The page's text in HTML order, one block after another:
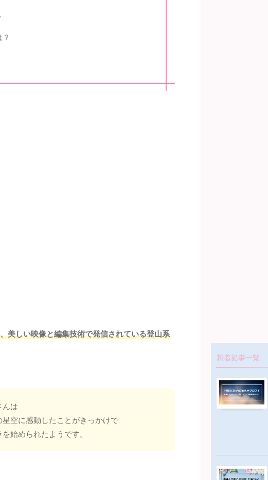
美しい映像と編集技術で発信されている登山系
んは
空に感動したことがきっかけで
始められたようです。
新着記事一覧